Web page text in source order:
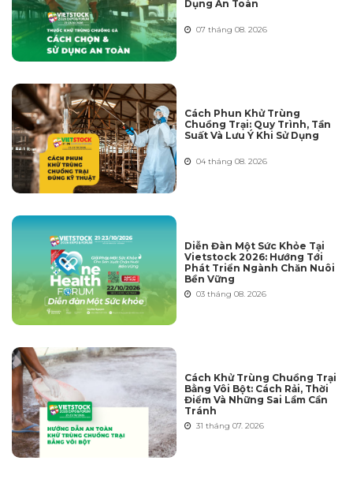
Dụng An Toàn
07 tháng 08. 2026
Cách Phun Khử Trùng
Chuồng Trại: Quy Trình, Tần
Suất Và Lưu Ý Khi Sử Dụng
04 tháng 08. 2026
Diễn Đàn Một Sức Khỏe Tại
Vietstock 2026: Hướng Tới
Phát Triển Ngành Chăn Nuôi
Bền Vững
03 tháng 08. 2026
Cách Khử Trùng Chuồng Trại
Bằng Vôi Bột: Cách Rải, Thời
Điểm Và Những Sai Lầm Cần
Tránh
31 tháng 07. 2026